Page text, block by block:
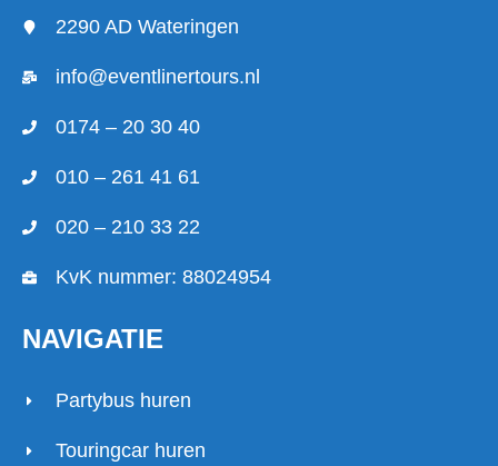
2290 AD Wateringen
info@eventlinertours.nl
0174 – 20 30 40
010 – 261 41 61
020 – 210 33 22
KvK nummer: 88024954
NAVIGATIE
Partybus huren
Touringcar huren